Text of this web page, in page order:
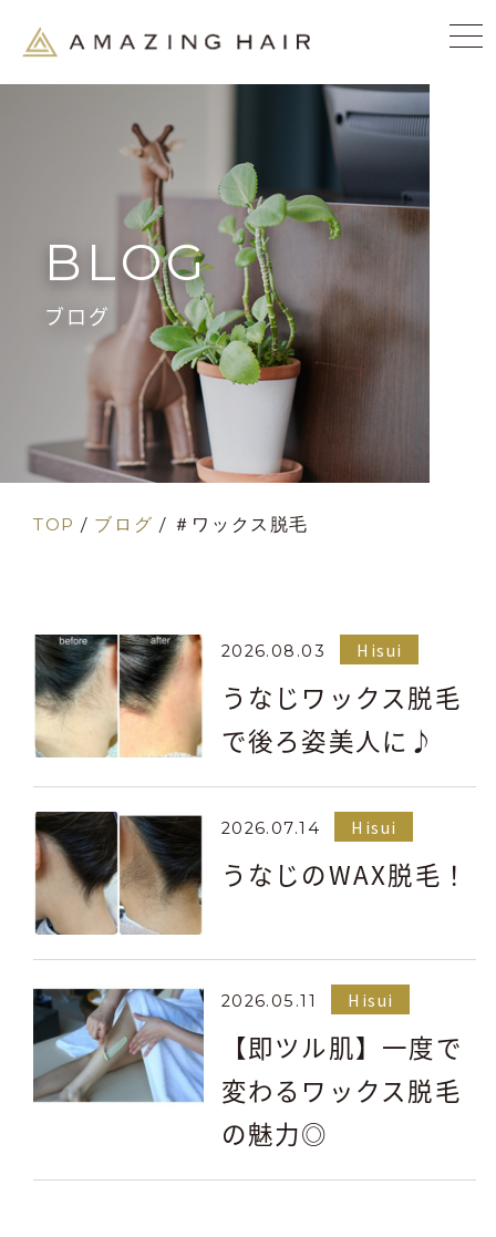
BLOG
ブログ
TOP / ブログ / ＃ワックス脱毛
2026.08.03 Hisui
うなじワックス脱毛
で後ろ姿美人に♪
2026.07.14 Hisui
うなじのWAX脱毛！
2026.05.11 Hisui
【即ツル肌】一度で
変わるワックス脱毛
の魅力◎